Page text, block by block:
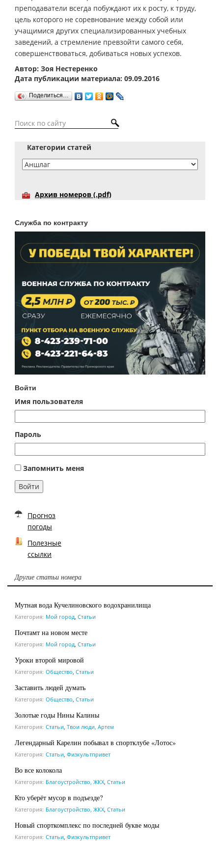
преподаватели всегда побуждают их к росту, к труду,
цель которого не соревнование между собой или
учащимися других специализированных учебных
заведений, а стремление превзойти самого себя,
совершенствоваться, добиваться новых успехов.
Автор: Зоя Нестеренко
Дата публикации материала: 09.09.2016
Поделиться…
Категории статей
Архив номеров (.pdf)
Служба по контракту
Войти
Имя пользователя
Пароль
Запомнить меня
Войти
Прогноз
погоды
Полезные
ссылки
Другие статьи номера
Мутная вода Кучелиновского водохранилища
Категория: Мой город Статьи
Почтамт на новом месте
Категория: Мой город Статьи
Уроки второй мировой
Категория: Общество Статьи
Заставить людей думать
Категория: Общество Статьи
Золотые годы Нины Калины
Категория: Статьи Твои люди, Артем
Легендарный Карелин побывал в спортклубе «Лотос»
Категория: Статьи Физкультпривет
Во все колокола
Категория: Благоустройство, ЖКХ Статьи
Кто уберёт мусор в подъезде?
Категория: Благоустройство, ЖКХ Статьи
Новый спорткомплекс по последней букве моды
Категория: Статьи Физкультпривет